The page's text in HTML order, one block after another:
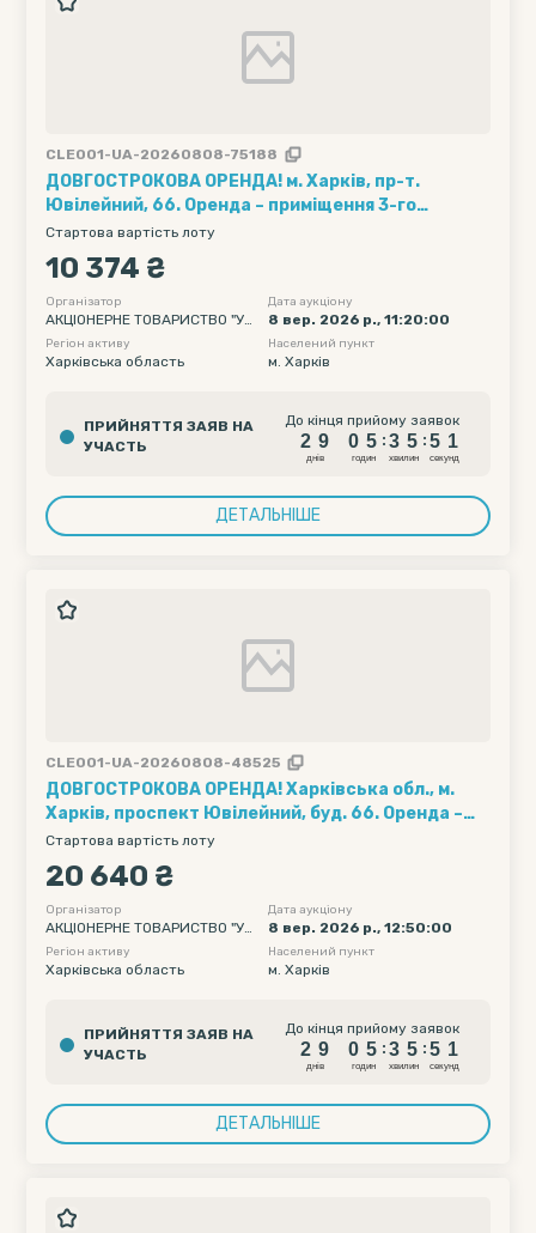
CLE001-UA-20260808-75188
ДОВГОСТРОКОВА ОРЕНДА! м. Харків, пр-т.
Ювілейний, 66. Оренда – приміщення 3-го
поверху площею 345,8 кв.м. (В)
Стартова вартість лоту
10 374 ₴
Організатор
АКЦІОНЕРНЕ ТОВАРИСТВО "УК
РТЕЛЕКОМ"
Дата аукціону
8 вер. 2026 р., 11:20:00
Регіон активу
Харківська область
Населений пункт
м. Харків
ПРИЙНЯТТЯ ЗАЯВ НА
УЧАСТЬ
До кінця прийому заявок
2
2
9
9
днiв
0
0
5
5
годин
:
3
3
5
5
хвилин
:
5
5 0
1
секунд
ДЕТАЛЬНІШЕ
CLE001-UA-20260808-48525
ДОВГОСТРОКОВА ОРЕНДА! Харківська обл., м.
Харків, проспект Ювілейний, буд. 66. Оренда –
приміщення 4-го поверху площею 688,00 кв.м.
(В)
Стартова вартість лоту
20 640 ₴
Організатор
АКЦІОНЕРНЕ ТОВАРИСТВО "УК
РТЕЛЕКОМ"
Дата аукціону
8 вер. 2026 р., 12:50:00
Регіон активу
Харківська область
Населений пункт
м. Харків
ПРИЙНЯТТЯ ЗАЯВ НА
УЧАСТЬ
До кінця прийому заявок
2
2
9
9
днiв
0
0
5
5
годин
:
3
3
5
5
хвилин
:
5
5 0
1
секунд
ДЕТАЛЬНІШЕ